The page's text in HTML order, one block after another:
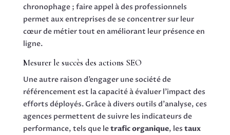
chronophage ; faire appel à des professionnels
permet aux entreprises de se concentrer sur leur
cœur de métier tout en améliorant leur présence en
ligne.
Mesurer le succès des actions SEO
Une autre raison d’engager une société de
référencement est la capacité à évaluer l’impact des
efforts déployés. Grâce à divers outils d’analyse, ces
agences permettent de suivre les indicateurs de
performance, tels que letrafic organique, les taux